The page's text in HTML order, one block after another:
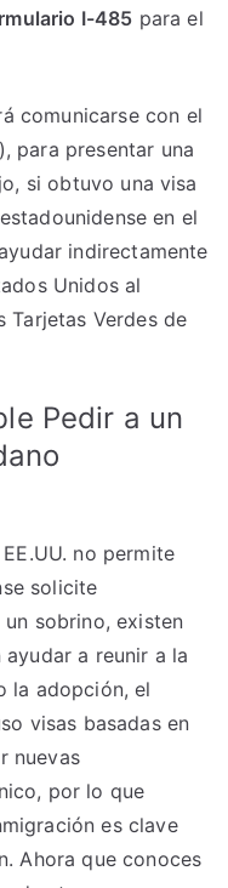
I-485 para el
comunicarse con el
), para presentar una
si obtuvo una visa
en el
indirectamente
Unidos al
Tarjetas Verdes de
Pedir a un
no permite
solicite
sobrino, existen
a reunir a la
la adopción, el
visas basadas en
nuevas
por lo que
es clave
Ahora que conoces